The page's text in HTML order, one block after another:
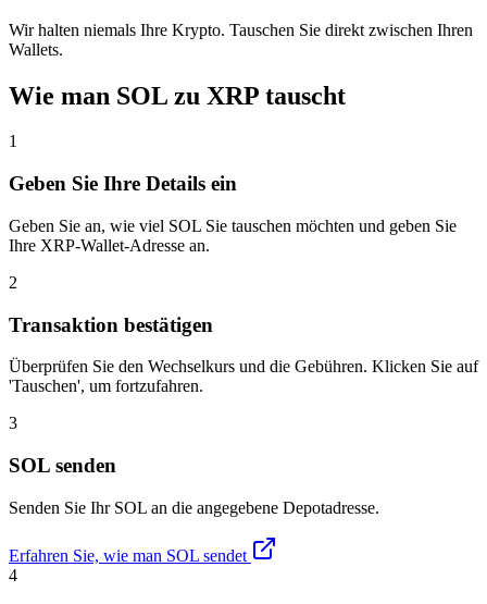
Wir halten niemals Ihre Krypto. Tauschen Sie direkt zwischen Ihren
Wallets.
Wie man SOL zu XRP tauscht
1
Geben Sie Ihre Details ein
Geben Sie an, wie viel SOL Sie tauschen möchten und geben Sie
Ihre XRP-Wallet-Adresse an.
2
Transaktion bestätigen
Überprüfen Sie den Wechselkurs und die Gebühren. Klicken Sie auf
'Tauschen', um fortzufahren.
3
SOL senden
Senden Sie Ihr SOL an die angegebene Depotadresse.
Erfahren Sie, wie man SOL sendet
4